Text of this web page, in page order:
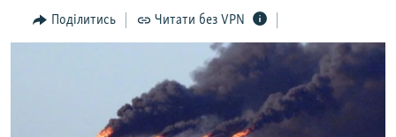
Перейти
до
ПОГЛЯД
СПЕЦПРОЕКТИ
Поділитись Читати без VPN